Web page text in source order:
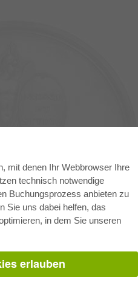
mit denen Ihr Webbrowser Ihre
technisch notwendige
Buchungsprozess anbieten zu
Sie uns dabei helfen, das
in dem Sie unseren
erlauben